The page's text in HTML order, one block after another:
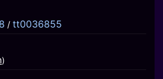
/ tt0036855
)